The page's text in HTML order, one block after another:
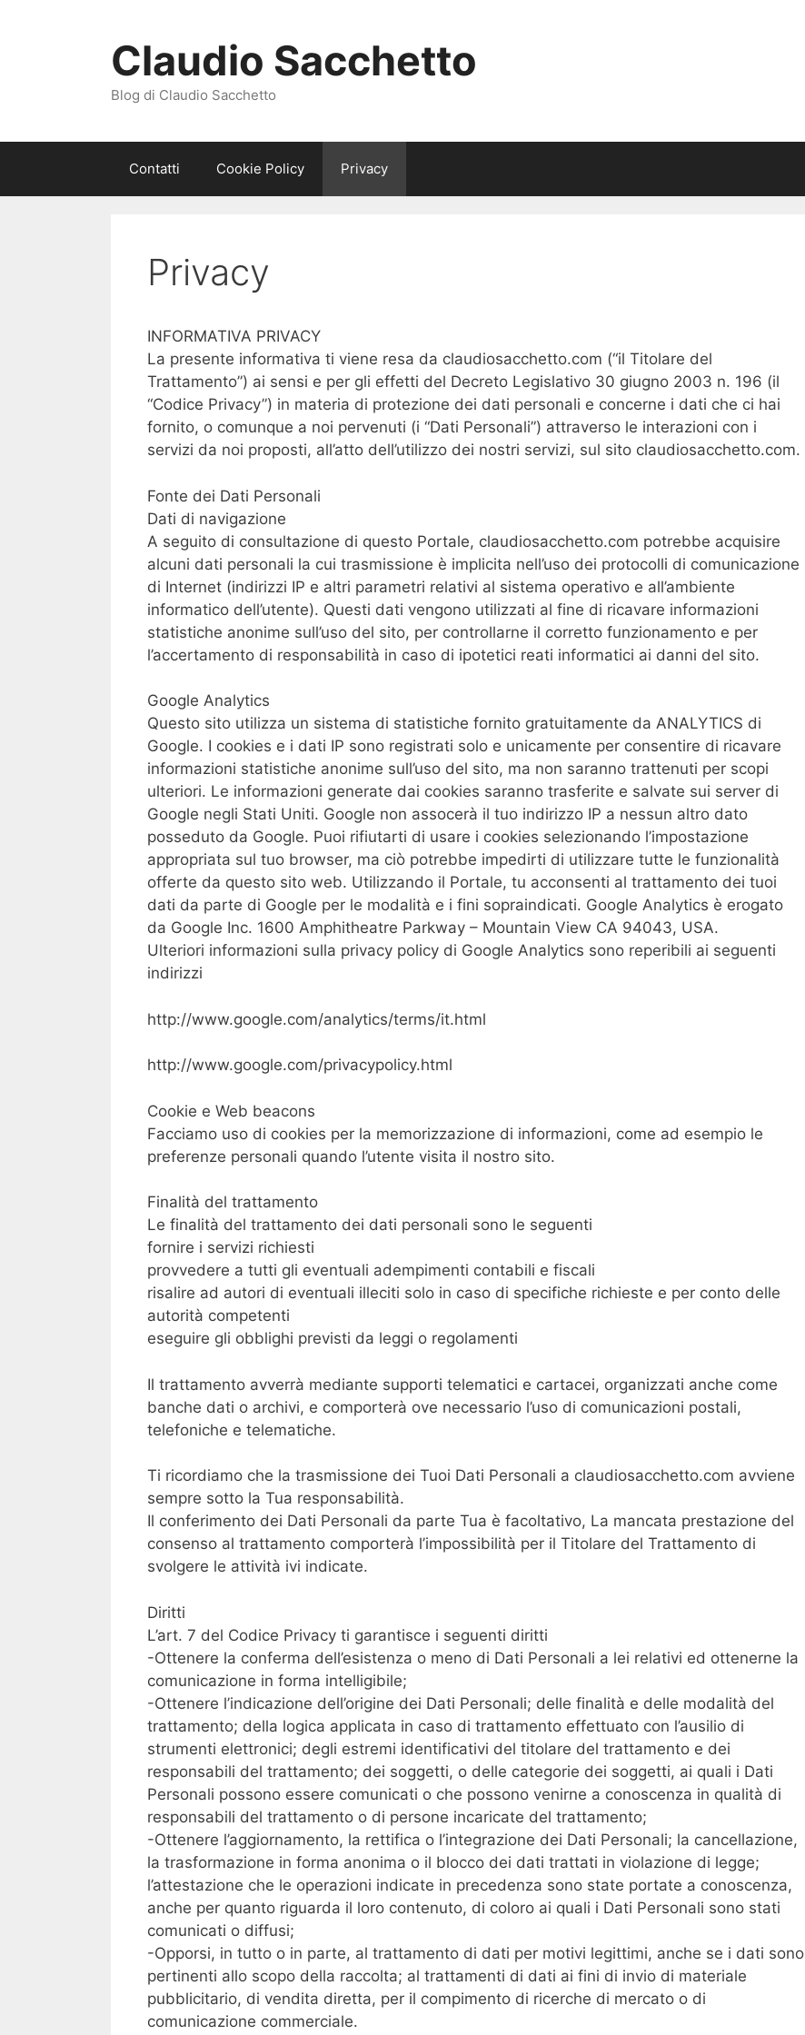
Claudio Sacchetto
Blog di Claudio Sacchetto
Contatti Cookie Policy Privacy
Privacy
INFORMATIVA PRIVACY
La presente informativa ti viene resa da claudiosacchetto.com (“il Titolare del
Trattamento”) ai sensi e per gli effetti del Decreto Legislativo 30 giugno 2003 n. 196 (il
“Codice Privacy”) in materia di protezione dei dati personali e concerne i dati che ci hai
fornito, o comunque a noi pervenuti (i “Dati Personali”) attraverso le interazioni con i
servizi da noi proposti, all’atto dell’utilizzo dei nostri servizi, sul sito claudiosacchetto.com.
Fonte dei Dati Personali
Dati di navigazione
A seguito di consultazione di questo Portale, claudiosacchetto.com potrebbe acquisire
alcuni dati personali la cui trasmissione è implicita nell’uso dei protocolli di comunicazione
di Internet (indirizzi IP e altri parametri relativi al sistema operativo e all’ambiente
informatico dell’utente). Questi dati vengono utilizzati al fine di ricavare informazioni
statistiche anonime sull’uso del sito, per controllarne il corretto funzionamento e per
l’accertamento di responsabilità in caso di ipotetici reati informatici ai danni del sito.
Google Analytics
Questo sito utilizza un sistema di statistiche fornito gratuitamente da ANALYTICS di
Google. I cookies e i dati IP sono registrati solo e unicamente per consentire di ricavare
informazioni statistiche anonime sull’uso del sito, ma non saranno trattenuti per scopi
ulteriori. Le informazioni generate dai cookies saranno trasferite e salvate sui server di
Google negli Stati Uniti. Google non assocerà il tuo indirizzo IP a nessun altro dato
posseduto da Google. Puoi rifiutarti di usare i cookies selezionando l’impostazione
appropriata sul tuo browser, ma ciò potrebbe impedirti di utilizzare tutte le funzionalità
offerte da questo sito web. Utilizzando il Portale, tu acconsenti al trattamento dei tuoi
dati da parte di Google per le modalità e i fini sopraindicati. Google Analytics è erogato
da Google Inc. 1600 Amphitheatre Parkway – Mountain View CA 94043, USA.
Ulteriori informazioni sulla privacy policy di Google Analytics sono reperibili ai seguenti
indirizzi
http://www.google.com/analytics/terms/it.html
http://www.google.com/privacypolicy.html
Cookie e Web beacons
Facciamo uso di cookies per la memorizzazione di informazioni, come ad esempio le
preferenze personali quando l’utente visita il nostro sito.
Finalità del trattamento
Le finalità del trattamento dei dati personali sono le seguenti
fornire i servizi richiesti
provvedere a tutti gli eventuali adempimenti contabili e fiscali
risalire ad autori di eventuali illeciti solo in caso di specifiche richieste e per conto delle
autorità competenti
eseguire gli obblighi previsti da leggi o regolamenti
Il trattamento avverrà mediante supporti telematici e cartacei, organizzati anche come
banche dati o archivi, e comporterà ove necessario l’uso di comunicazioni postali,
telefoniche e telematiche.
Ti ricordiamo che la trasmissione dei Tuoi Dati Personali a claudiosacchetto.com avviene
sempre sotto la Tua responsabilità.
Il conferimento dei Dati Personali da parte Tua è facoltativo, La mancata prestazione del
consenso al trattamento comporterà l’impossibilità per il Titolare del Trattamento di
svolgere le attività ivi indicate.
Diritti
L’art. 7 del Codice Privacy ti garantisce i seguenti diritti
-Ottenere la conferma dell’esistenza o meno di Dati Personali a lei relativi ed ottenerne la
comunicazione in forma intelligibile;
-Ottenere l’indicazione dell’origine dei Dati Personali; delle finalità e delle modalità del
trattamento; della logica applicata in caso di trattamento effettuato con l’ausilio di
strumenti elettronici; degli estremi identificativi del titolare del trattamento e dei
responsabili del trattamento; dei soggetti, o delle categorie dei soggetti, ai quali i Dati
Personali possono essere comunicati o che possono venirne a conoscenza in qualità di
responsabili del trattamento o di persone incaricate del trattamento;
-Ottenere l’aggiornamento, la rettifica o l’integrazione dei Dati Personali; la cancellazione,
la trasformazione in forma anonima o il blocco dei dati trattati in violazione di legge;
l’attestazione che le operazioni indicate in precedenza sono state portate a conoscenza,
anche per quanto riguarda il loro contenuto, di coloro ai quali i Dati Personali sono stati
comunicati o diffusi;
-Opporsi, in tutto o in parte, al trattamento di dati per motivi legittimi, anche se i dati sono
pertinenti allo scopo della raccolta; al trattamenti di dati ai fini di invio di materiale
pubblicitario, di vendita diretta, per il compimento di ricerche di mercato o di
comunicazione commerciale.